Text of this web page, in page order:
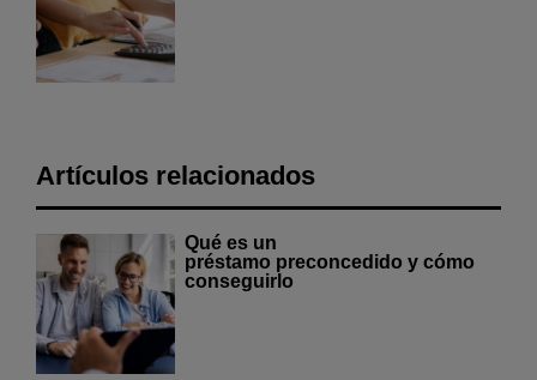
Artículos relacionados
Qué es un
préstamo preconcedido y cómo
conseguirlo